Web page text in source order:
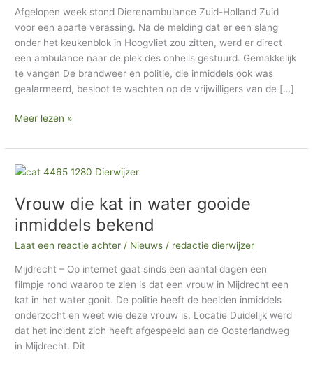
Afgelopen week stond Dierenambulance Zuid-Holland Zuid
voor een aparte verassing. Na de melding dat er een slang
onder het keukenblok in Hoogvliet zou zitten, werd er direct
een ambulance naar de plek des onheils gestuurd. Gemakkelijk
te vangen De brandweer en politie, die inmiddels ook was
gealarmeerd, besloot te wachten op de vrijwilligers van de […]
Meer lezen »
Vrouw die kat in water gooide
inmiddels bekend
Laat een reactie achter / Nieuws / redactie dierwijzer
Mijdrecht – Op internet gaat sinds een aantal dagen een
filmpje rond waarop te zien is dat een vrouw in Mijdrecht een
kat in het water gooit. De politie heeft de beelden inmiddels
onderzocht en weet wie deze vrouw is. Locatie Duidelijk werd
dat het incident zich heeft afgespeeld aan de Oosterlandweg
in Mijdrecht. Dit
Vrouw
kat
in
water
gooide
bekend
a
r
c
h
f